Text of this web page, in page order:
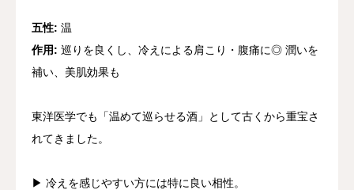
五性: 温
作用: 巡りを良くし、冷えによる肩こり・腹痛に◎ 潤いを
補い、美肌効果も
東洋医学でも「温めて巡らせる酒」として古くから重宝さ
れてきました。
▶︎ 冷えを感じやすい方には特に良い相性。